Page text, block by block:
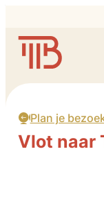
Visit
Plan je
Vlot naar